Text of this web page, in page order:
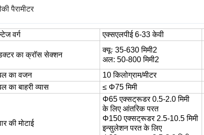
पैरामीटर
वर्ग एक्सएलपीई 6-33 केवी
का क्रॉस सेक्शन
क्यूः 35-630 मिमी2
अल: 50-800 मिमी2
का वजन 10 किलोग्राम/मीटर
का बाहरी व्यास
≤ Φ75 मिमी
की मोटाई
Φ65 एक्सट्रूडर 0.5-2.0 मिमी
के लिए आंतरिक परत
Φ150 एक्सट्रूडर 2.5-10.5 मिमी
इन्सुलेशन परत के लिए